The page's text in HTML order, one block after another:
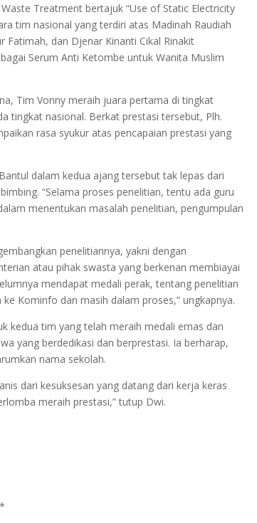
Treatment bertajuk “Use of Static Electricity
tim nasional yang terdiri atas Madinah Raudiah
Fatimah, dan Djenar Kinanti Cikal Rinakit
Serum Anti Ketombe untuk Wanita Muslim
Tim Vonny meraih juara pertama di tingkat
tingkat nasional. Berkat prestasi tersebut, Plh.
rasa syukur atas pencapaian prestasi yang
dalam kedua ajang tersebut tak lepas dari
“Selama proses penelitian, tentu ada guru
menentukan masalah penelitian, pengumpulan
penelitiannya, yakni dengan
atau pihak swasta yang berkenan membiayai
mendapat medali perak, tentang penelitian
Kominfo dan masih dalam proses,” ungkapnya.
kedua tim yang telah meraih medali emas dan
yang berdedikasi dan berprestasi. Ia berharap,
nama sekolah.
dari kesuksesan yang datang dari kerja keras
meraih prestasi,” tutup Dwi.
*